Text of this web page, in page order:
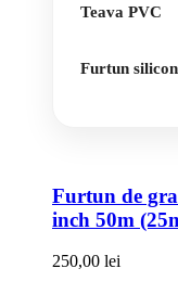
Teava PVC
Furtun
Furtun de
inch 50m
250,00 lei